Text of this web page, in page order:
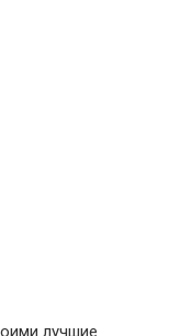
лучшие